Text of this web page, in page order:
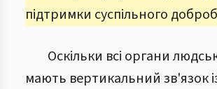
підтримки суспільного
Оскільки всі органи
мають вертикальний зв'язок